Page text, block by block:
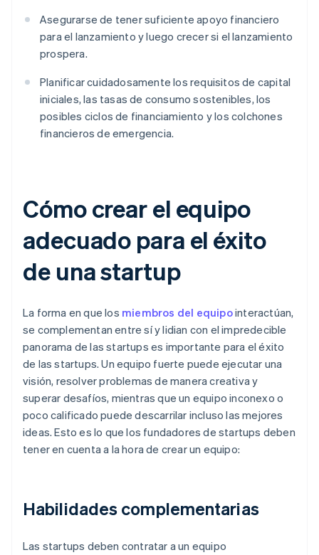
Asegurarse de tener suficiente apoyo financiero
para el lanzamiento y luego crecer si el lanzamiento
prospera.
Planificar cuidadosamente los requisitos de capital
iniciales, las tasas de consumo sostenibles, los
posibles ciclos de financiamiento y los colchones
financieros de emergencia.
Cómo crear el equipo
adecuado para el éxito
de una startup
La forma en que los miembros del equipointeractúan,
se complementan entre sí y lidian con el impredecible
panorama de las startups es importante para el éxito
de las startups. Un equipo fuerte puede ejecutar una
visión, resolver problemas de manera creativa y
superar desafíos, mientras que un equipo inconexo o
poco calificado puede descarrilar incluso las mejores
ideas. Esto es lo que los fundadores de startups deben
tener en cuenta a la hora de crear un equipo:
Habilidades complementarias
Las startups deben contratar a un equipo